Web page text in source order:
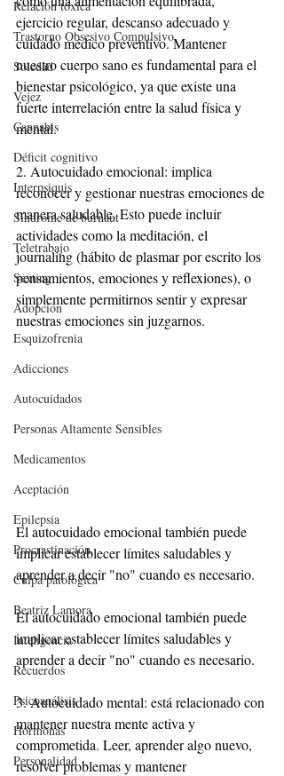
Relación tóxica
Trastorno Obsesivo Compulsivo
Soledad
Vejez
Cannabis
Déficit cognitivo
Interpsiquis
Síndrome de burnaut
Teletrabajo
Sexting
Adopción
Esquizofrenia
Adicciones
Autocuidados
Personas Altamente Sensibles
Medicamentos
Aceptación
Epilepsia
Procrastinación
Culpa patológica
Beatriz Lamora
Inteligencia
Recuerdos
Psicoanálisis
Hormonas
Personalidad
ejercicio regular, descanso adecuado y
cuidado médico preventivo. Mantener
nuestro cuerpo sano es fundamental para el
bienestar psicológico, ya que existe una
fuerte interrelación entre la salud física y
mental.
2. Autocuidado emocional: implica
reconocer y gestionar nuestras emociones de
manera saludable. Esto puede incluir
actividades como la meditación, el
journaling (hábito de plasmar por escrito los
pensamientos, emociones y reflexiones), o
simplemente permitirnos sentir y expresar
nuestras emociones sin juzgarnos.
El autocuidado emocional también puede
implicar establecer límites saludables y
aprender a decir "no" cuando es necesario.
El autocuidado emocional también puede
implicar establecer límites saludables y
aprender a decir "no" cuando es necesario.
3. Autocuidado mental: está relacionado con
mantener nuestra mente activa y
comprometida. Leer, aprender algo nuevo,
resolver problemas y mantener